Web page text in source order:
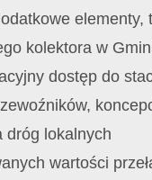
elementy,
kolektora w
dostęp do
dróg lokalnych
wartości